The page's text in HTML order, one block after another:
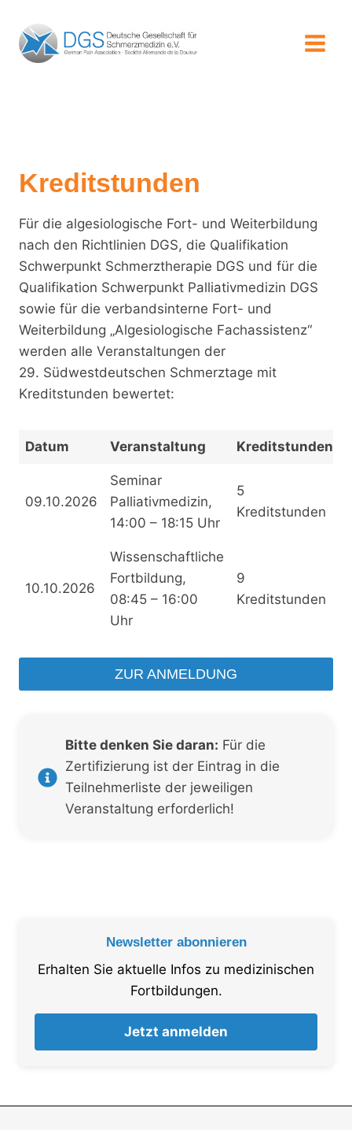
Inhalt
springen
Kreditstunden
Für die algesiologische Fort- und Weiterbildung
nach den Richtlinien DGS, die Qualifikation
Schwerpunkt Schmerztherapie DGS und für die
Qualifikation Schwerpunkt Palliativmedizin DGS
sowie für die verbandsinterne Fort- und
Weiterbildung „Algesiologische Fachassistenz“
werden alle Veranstaltungen der
29. Südwestdeutschen Schmerztage mit
Kreditstunden bewertet:
Datum Veranstaltung Kreditstunden
09.10.2026
Seminar
Palliativmedizin,
14:00 – 18:15 Uhr
5
Kreditstunden
10.10.2026
Wissenschaftliche
Fortbildung,
08:45 – 16:00
Uhr
9
Kreditstunden
ZUR ANMELDUNG
Bitte denken Sie daran: Für die
Zertifizierung ist der Eintrag in die
Teilnehmerliste der jeweiligen
Veranstaltung erforderlich!
Newsletter abonnieren
Erhalten Sie aktuelle Infos zu medizinischen
Fortbildungen.
Jetzt anmelden